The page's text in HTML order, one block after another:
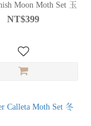
Moon Moth Set 玉
NT$399